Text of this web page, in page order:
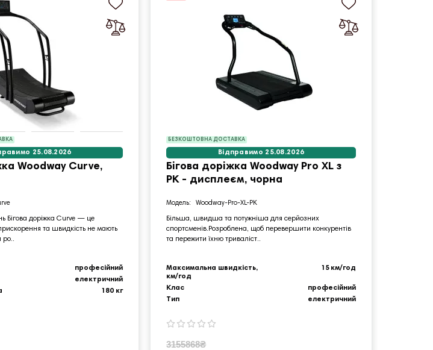
25.08.2026
Woodway Curve,
Бігова доріжка Curve — це
та швидкість не мають
ро..
професійний
електричний
180 кг
БЕЗКОШТОВНА ДОСТАВКА
Відправимо 25.08.2026
Бігова доріжка Woodway Pro XL з
PK - дисплеєм, чорна
Woodway-Pro-XL-PK
Більша, швидша та потужніша для серйозних
спортсменів.Розроблена, щоб перевершити конкурентів
та пережити їхню триваліст..
Максимальна швидкість,
км/год
15 км/год
Клас
професійний
Тип
електричний
3155868₴